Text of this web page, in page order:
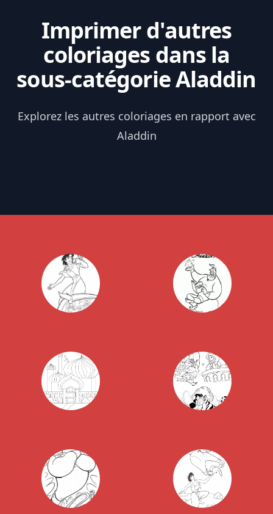
Imprimer d'autres
coloriages dans la
sous-catégorie Aladdin
Explorez les autres coloriages en rapport avec
Aladdin